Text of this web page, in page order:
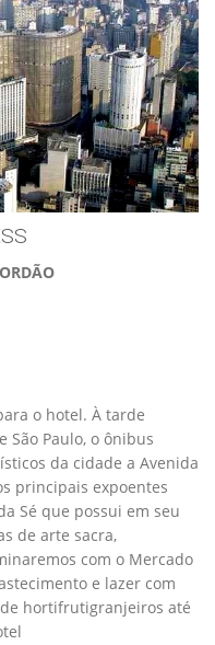
o hotel. À tarde
Paulo, o ônibus
da cidade a Avenida
principais expoentes
Sé que possui em seu
de arte sacra,
com o Mercado
e lazer com
hortifrutigranjeiros até